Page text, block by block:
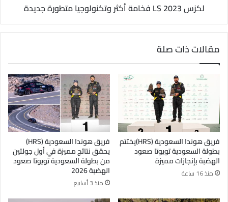
لكزس LS 2023 فخامة أكثر وتكنولوجيا متطورة جديدة
مقالات ذات صلة
فريق هوندا السعودية (HRS)يختتم
بطولة السعودية تويوتا صعود
الهضبة بإنجازات مميزة
منذ 16 ساعة
فريق هوندا السعودية (HRS)
يحقق نتائج مميزة في أول جولتين
من بطولة السعودية تويوتا صعود
الهضبة 2026
منذ 3 أسابيع